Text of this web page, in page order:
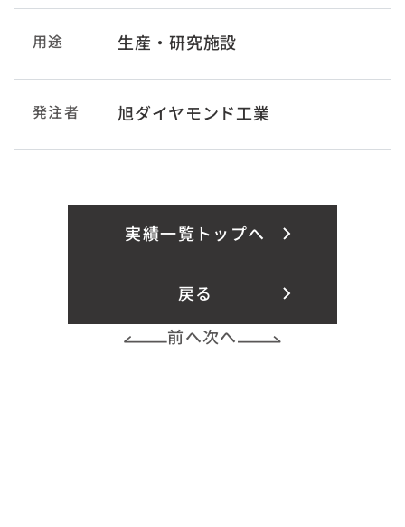
用途 生産・研究施設
発注者 旭ダイヤモンド工業
実績一覧トップへ
戻る
前へ次へ